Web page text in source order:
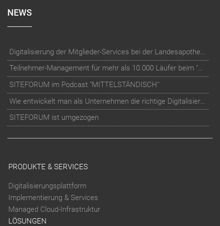
NEWS
Digitalisierung der Mitglieder-Services bei der Landesapothekerkammer Baden-Württemberg
Teilnehmer-Management für mehr als 10.000 Läufer beim "RUN Thüringer Unternehmenslauf"
SITEFORUM im Podcast "MITTELSTÄNDISCH"
Wie entwickelt man als Unternehmen die richtige Digitalisierungs-Strategie?
SITEFORUM ist umgezogen
PRODUKTE & SERVICES
Digitalisierungsplattform
Implementierung & Services
Managed Cloud-Infrastruktur
LÖSUNGEN